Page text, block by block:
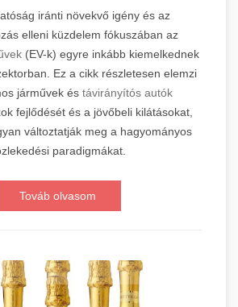
iránti növekvő igény és az
elleni küzdelem fókuszában az
(EV-k) egyre inkább kiemelkednek
Ez a cikk részletesen elemzi
járművek és távirányítós autók
fejlődését és a jövőbeli kilátásokat,
változtatják meg a hagyományos
paradigmákat.
Továb olvasom